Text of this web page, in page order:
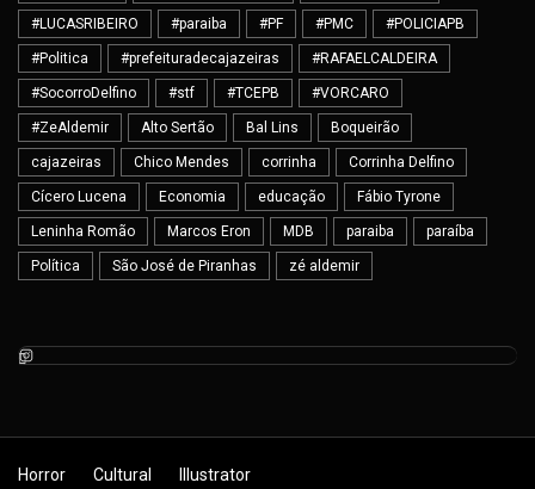
#LUCASRIBEIRO #paraiba #PF #PMC #POLICIAPB
#Politica #prefeituradecajazeiras #RAFAELCALDEIRA
#SocorroDelfino #stf #TCEPB #VORCARO
#ZeAldemir Alto Sertão Bal Lins Boqueirão
cajazeiras Chico Mendes corrinha Corrinha Delfino
Cícero Lucena Economia educação Fábio Tyrone
Leninha Romão Marcos Eron MDB paraiba paraíba
Política São José de Piranhas zé aldemir
Horror Cultural Illustrator